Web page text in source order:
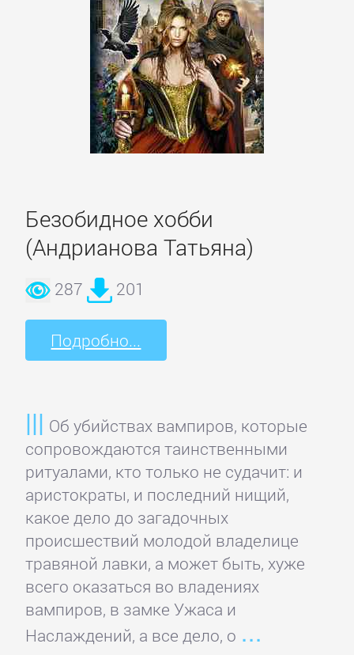
Безобидное хобби
(Андрианова Татьяна)
287 201
Подробно...
Об убийствах вампиров, которые
сопровождаются таинственными
ритуалами, кто только не судачит: и
аристократы, и последний нищий,
какое дело до загадочных
происшествий молодой владелице
травяной лавки, а может быть, хуже
всего оказаться во владениях
вампиров, в замке Ужаса и
Наслаждений, а все дело, о
животные
Развлечения
Самосовершенствование
Сделай
Сам
Хобби,
Ремесла
Эротика,
Секс
ЗАРУБЕЖНОЕ